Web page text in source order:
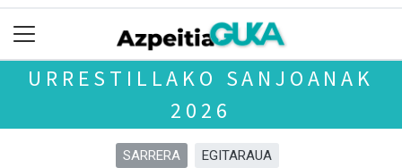
URRESTILLAKO SANJOANAK
2026
SARRERA EGITARAUA